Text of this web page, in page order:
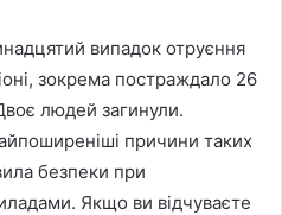
випадок отруєння
зокрема постраждало 26
людей загинули.
причини таких
безпеки при
Якщо ви відчуваєте